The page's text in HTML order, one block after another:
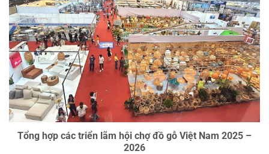
Tổng hợp các triển lãm hội chợ đồ gỗ Việt Nam 2025 –
2026